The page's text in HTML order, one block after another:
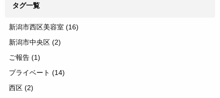
タグ一覧
新潟市西区美容室 (16)
新潟市中央区 (2)
ご報告 (1)
プライベート (14)
西区 (2)